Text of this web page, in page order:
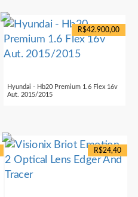
R$42.900,00
Hyundai - Hb20 Premium 1.6 Flex 16v
Aut. 2015/2015
R$24,40